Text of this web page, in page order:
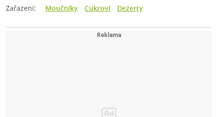
Zařazení: Moučníky Cukroví Dezerty